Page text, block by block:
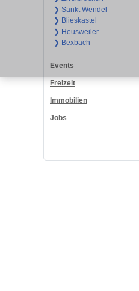
❯ Sankt Wendel
❯ Blieskastel
❯ Heusweiler
❯ Bexbach
Events
Freizeit
Immobilien
Jobs